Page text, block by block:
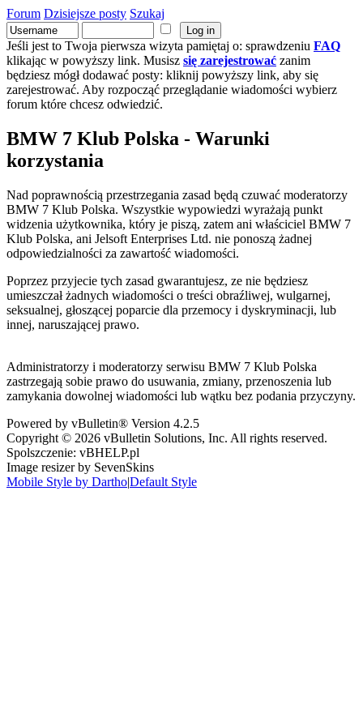
Forum Dzisiejsze posty Szukaj
Jeśli jest to Twoja pierwsza wizyta pamiętaj o: sprawdzeniu FAQ
klikając w powyższy link. Musisz się zarejestrować zanim
będziesz mógł dodawać posty: kliknij powyższy link, aby się
zarejestrować. Aby rozpocząć przeglądanie wiadomości wybierz
forum które chcesz odwiedzić.
BMW 7 Klub Polska - Warunki
korzystania
Nad poprawnością przestrzegania zasad będą czuwać moderatorzy
BMW 7 Klub Polska. Wszystkie wypowiedzi wyrażają punkt
widzenia użytkownika, który je piszą, zatem ani właściciel BMW 7
Klub Polska, ani Jelsoft Enterprises Ltd. nie ponoszą żadnej
odpowiedzialności za zawartość wiadomości.
Poprzez przyjecie tych zasad gwarantujesz, ze nie będziesz
umieszczał żadnych wiadomości o treści obraźliwej, wulgarnej,
seksualnej, głoszącej poparcie dla przemocy i dyskryminacji, lub
innej, naruszającej prawo.
Administratorzy i moderatorzy serwisu BMW 7 Klub Polska
zastrzegają sobie prawo do usuwania, zmiany, przenoszenia lub
zamykania dowolnej wiadomości lub wątku bez podania przyczyny.
Powered by vBulletin® Version 4.2.5
Copyright © 2026 vBulletin Solutions, Inc. All rights reserved.
Spolszczenie: vBHELP.pl
Image resizer by SevenSkins
Mobile Style by Dartho|Default Style